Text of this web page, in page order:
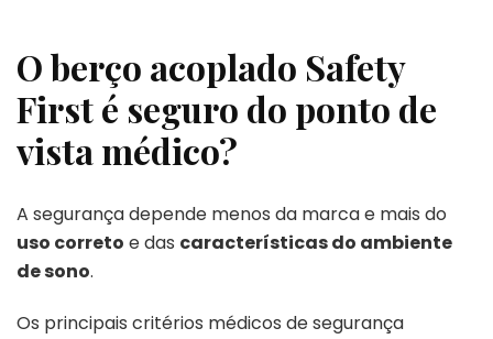
O berço acoplado Safety
First é seguro do ponto de
vista médico?
A segurança depende menos da marca e mais do
uso correto e das características do ambiente
de sono.
Os principais critérios médicos de segurança